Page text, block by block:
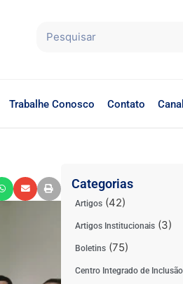
Trabalhe Conosco Contato
Categorias
Artigos(42)
Artigos Institucionais(3)
Boletins(75)
Centro Integrado de